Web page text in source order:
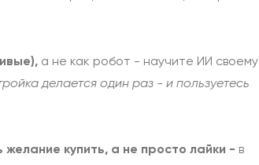
, а не как робот - научите ИИ своему
делается один раз - и пользуетесь
желание купить, а не просто лайки - в